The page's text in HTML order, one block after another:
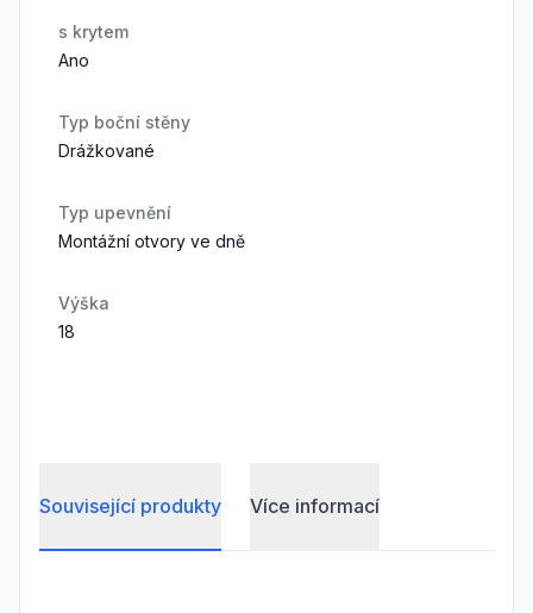
s krytem
Ano
Typ boční stěny
Drážkované
Typ upevnění
Montážní otvory ve dně
Výška
18
Související produkty Více informací